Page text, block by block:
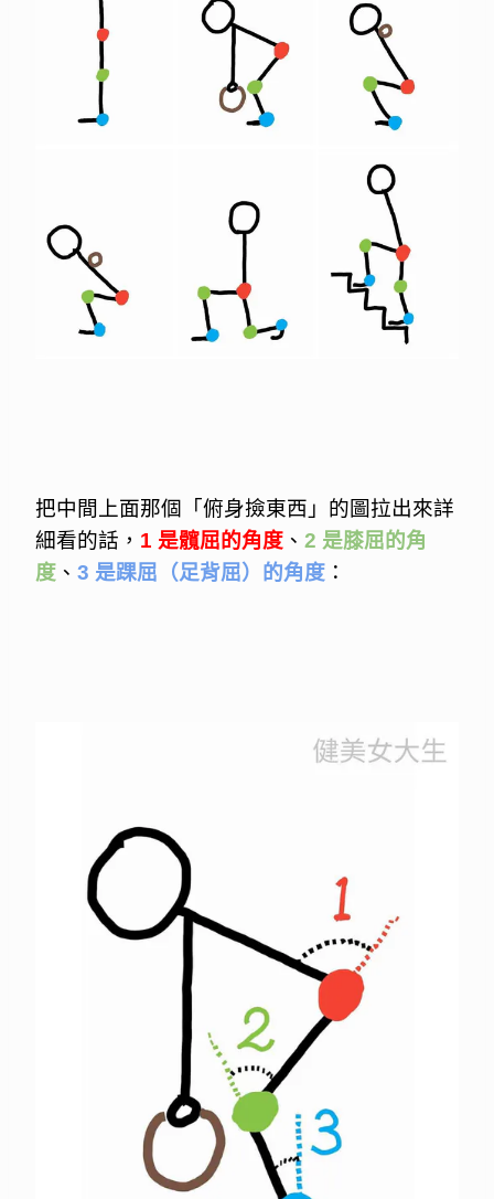
把中間上面那個「俯身撿東西」的圖拉出來詳
細看的話， 1 是髖屈的角度 、 2 是膝屈的角
度 、 3 是踝屈（足背屈）的角度 ：